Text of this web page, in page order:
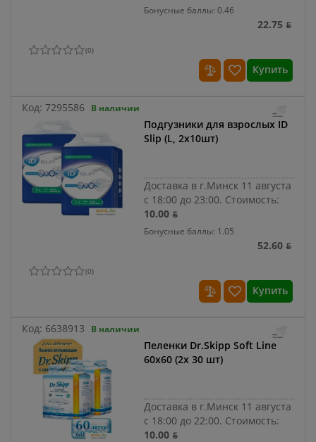
Бонусные баллы: 0.46
22.75 ƃ
(0)
Купить
Код: 7295586 В наличии
Подгузники для взрослых ID
Slip (L, 2x10шт)
Доставка в г.Минск 11 августа
с 18:00 до 23:00. Стоимость:
10.00 ƃ
Бонусные баллы: 1.05
52.60 ƃ
(0)
Купить
Код: 6638913 В наличии
Пеленки Dr.Skipp Soft Line
60x60 (2x 30 шт)
Доставка в г.Минск 11 августа
с 18:00 до 22:00. Стоимость:
10.00 ƃ